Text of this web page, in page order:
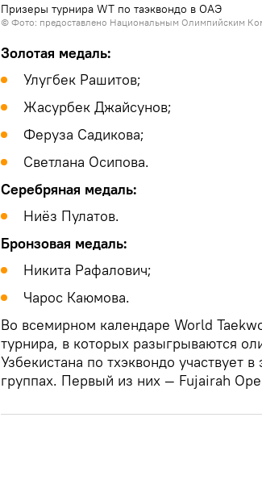
Призеры турнира WT по таэквондо в ОАЭ
© Фото: предоставлено Национальным Олимпийским
Золотая медаль:
Улугбек Рашитов;
Жасурбек Джайсунов;
Феруза Садикова;
Светлана Осипова.
Серебряная медаль:
Ниёз Пулатов.
Бронзовая медаль:
Никита Рафалович;
Чарос Каюмова.
Во всемирном календаре World
турнира, в которых разыгрываются
Узбекистана по тхэквондо участвует
группах. Первый из них — Fujairah